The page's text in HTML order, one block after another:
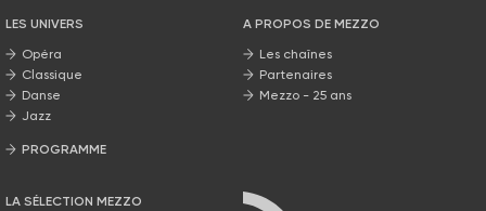
LES UNIVERS
Opéra
Classique
Danse
Jazz
PROGRAMME
LA SÉLECTION MEZZO
A PROPOS DE MEZZO
Les chaînes
Partenaires
Mezzo - 25 ans